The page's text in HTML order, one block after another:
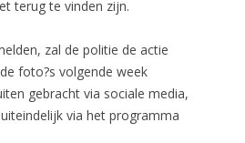
terug te vinden zijn.
zal de politie de actie
foto?s volgende week
gebracht via sociale media,
via het programma